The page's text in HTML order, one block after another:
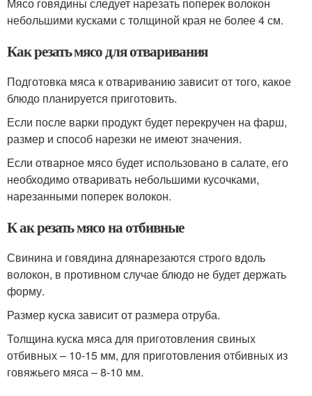
небольшими кусками с толщиной края не более 4 см.
Как резать мясо для отваривания
Подготовка мяса к отвариванию зависит от того, какое
блюдо планируется приготовить.
Если после варки продукт будет перекручен на фарш,
размер и способ нарезки не имеют значения.
Если отварное мясо будет использовано в салате, его
необходимо отваривать небольшими кусочками,
нарезанными поперек волокон.
К ак резать мясо на отбивные
Свинина и говядина длянарезаются строго вдоль
волокон, в противном случае блюдо не будет держать
форму.
Размер куска зависит от размера отруба.
Толщина куска мяса для приготовления свиных
отбивных – 10-15 мм, для приготовления отбивных из
говяжьего мяса – 8-10 мм.